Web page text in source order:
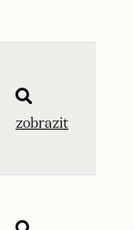
zobrazit